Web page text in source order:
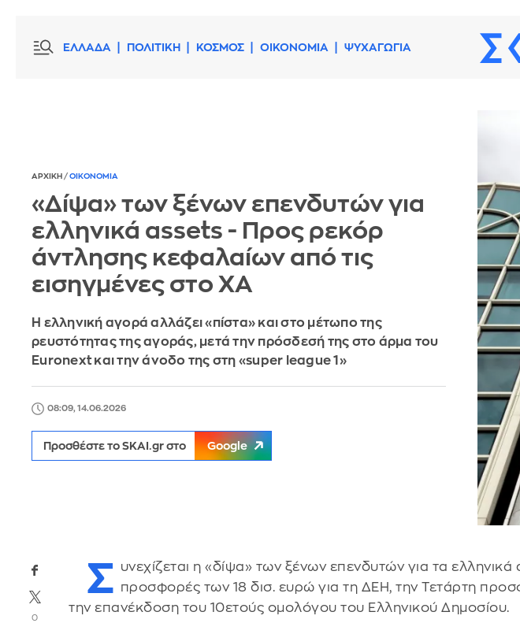
ΕΛΛΑΔΑ ΠΟΛΙΤΙΚΗ ΚΟΣΜΟΣ ΟΙΚΟΝΟΜΙΑ ΨΥΧΑΓΩΓΙΑ
ΑΡΧΙΚΗ / ΟΙΚΟΝΟΜΙΑ
«Δίψα» των ξένων επενδυτών για
ελληνικά assets - Προς ρεκόρ
άντλησης κεφαλαίων από τις
εισηγμένες στο ΧΑ
Η ελληνική αγορά αλλάζει «πίστα» και στο μέτωπο της
ρευστότητας της αγοράς, μετά την πρόσδεσή της στο άρμα του
Euronext και την άνοδο της στη «super league 1»
08:09, 14.06.2026
Προσθέστε το SKAI.gr στο Google
0
Σ υνεχίζεται η «δίψα» των ξένων επενδυτών για τα ελληνικά
προσφορές των 18 δισ. ευρώ για τη ΔΕΗ, την Τετάρτη
την επανέκδοση του 10ετούς ομολόγου του Ελληνικού Δημοσίου.